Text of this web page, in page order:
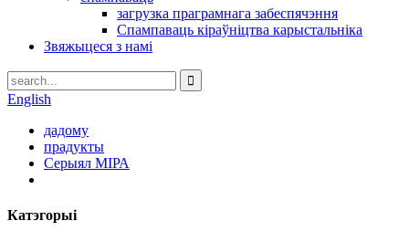
загрузка праграмнага забеспячэння
Спампаваць кіраўніцтва карыстальніка
Звяжыцеся з намі
English
дадому
прадукты
Серыял МІРА
Катэгорыі